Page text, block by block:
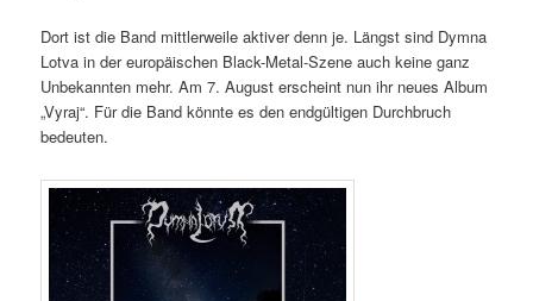
Dort ist die Band mittlerweile aktiver denn je. Längst sind Dymna
Lotva in der europäischen Black-Metal-Szene auch keine ganz
Unbekannten mehr. Am 7. August erscheint nun ihr neues Album
„Vyraj“. Für die Band könnte es den endgültigen Durchbruch
bedeuten.